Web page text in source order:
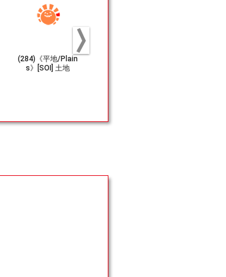
(284)《平地/Plain
s》[SOI] 土地